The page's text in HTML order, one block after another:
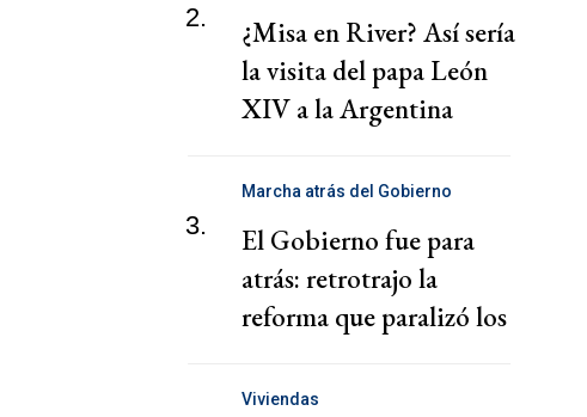
2.
¿Misa en River? Así sería
la visita del papa León
XIV a la Argentina
3.
Marcha atrás del Gobierno
El Gobierno fue para
atrás: retrotrajo la
reforma que paralizó los
Viviendas